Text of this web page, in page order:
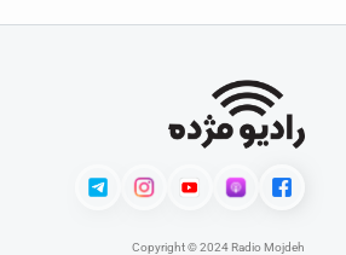
Copyright © 2024 Radio Mojdeh